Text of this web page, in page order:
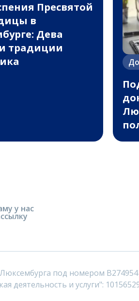
Пресвятой
в
Дева
традиции
у нас
под номером B274954
деятельность и услуги":